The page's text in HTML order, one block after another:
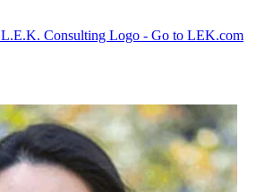
L.E.K. Consulting Logo - Go to LEK.com